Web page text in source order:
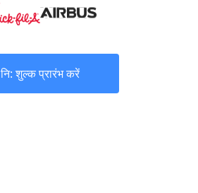
नि: शुल्क प्रारंभ करें